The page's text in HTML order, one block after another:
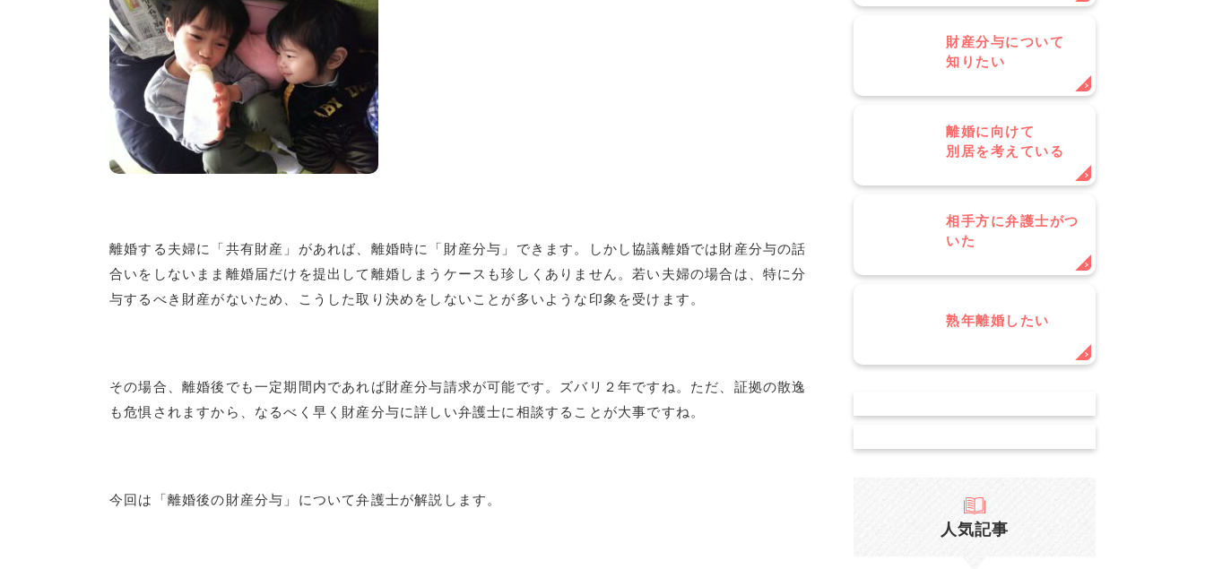
離婚する夫婦に「共有財産」があれば、離婚時に「財産分与」できます。しかし協議離婚では財産分与の話
合いをしないまま離婚届だけを提出して離婚しまうケースも珍しくありません。若い夫婦の場合は、特に分
与するべき財産がないため、こうした取り決めをしないことが多いような印象を受けます。
その場合、離婚後でも一定期間内であれば財産分与請求が可能です。ズバリ２年ですね。ただ、証拠の散逸
も危惧されますから、なるべく早く財産分与に詳しい弁護士に相談することが大事ですね。
今回は「離婚後の財産分与」について弁護士が解説します。
財産分与について
知りたい
離婚に向けて
別居を考えている
相手方に弁護士がつ
いた
熟年離婚したい
人気記事